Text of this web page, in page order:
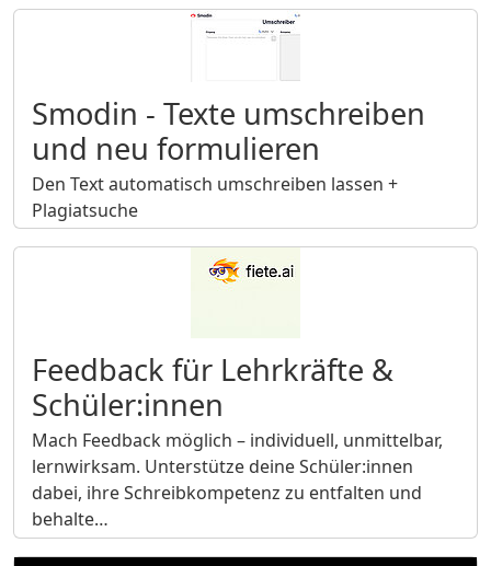
Smodin - Texte umschreiben
und neu formulieren
Den Text automatisch umschreiben lassen +
Plagiatsuche
Feedback für Lehrkräfte &
Schüler:innen
Mach Feedback möglich – individuell, unmittelbar,
lernwirksam. Unterstütze deine Schüler:innen
dabei, ihre Schreibkompetenz zu entfalten und
behalte…